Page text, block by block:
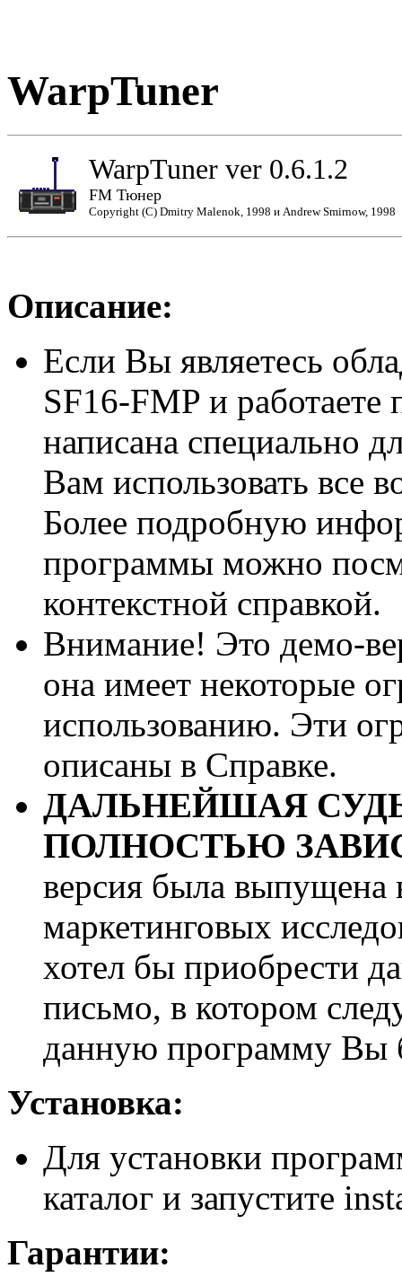
WarpTuner
WarpTuner ver 0.6.1.2
FM Тюнер
Copyright (C) Dmitry Malenok, 1998 и Andrew Smirnow, 1998
Описание:
Если Вы являетесь
SF16-FMP и
написана специально
Вам использовать все
Более подробную
программы можно
контекстной справкой.
Внимание! Это демо-
она имеет некоторые
использованию. Эти
описаны в Справке.
ДАЛЬНЕЙШАЯ
ПОЛНОСТЬЮ
версия была выпущена
маркетинговых
хотел бы приобрести
письмо, в котором
данную программу Вы
Установка:
Для установки
каталог и запустите
Гарантии: